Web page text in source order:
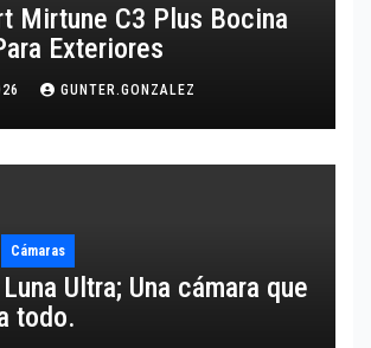
Mirtune C3 Plus Bocina
Exteriores
GUNTER.GONZALEZ
Cámaras
Ultra; Una cámara que
todo.